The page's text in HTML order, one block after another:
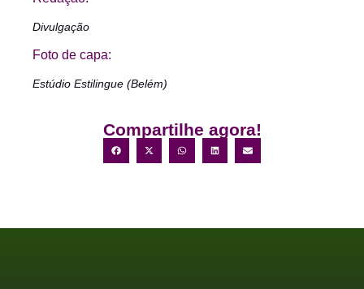
Divulgação
Foto de capa:
Estúdio Estilingue (Belém)
Compartilhe agora!